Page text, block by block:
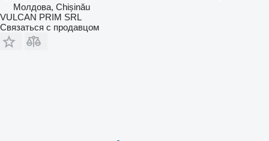
Молдова, Chișinău
VULCAN PRIM SRL
Связаться с продавцом